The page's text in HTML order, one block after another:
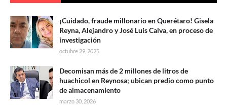
¡Cuidado, fraude millonario en Querétaro! Gisela
Reyna, Alejandro y José Luis Calva, en proceso de
investigación
octubre 29, 2025
Decomisan más de 2 millones de litros de
huachicol en Reynosa; ubican predio como punto
de almacenamiento
marzo 30, 2026